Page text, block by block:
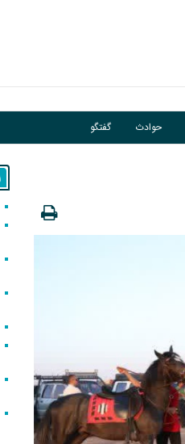
حوادث گفتگو